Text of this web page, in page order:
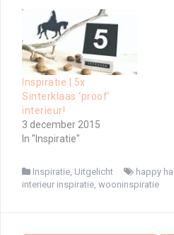
Inspiratie | 5x
Sinterklaas ‘proof’
interieur!
3 december 2015
In "Inspiratie"
Inspiratie, Uitgelicht happy
interieur inspiratie, wooninspiratie